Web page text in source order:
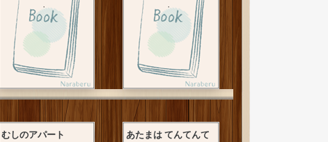
むしのアパート
あたまは てんてんて